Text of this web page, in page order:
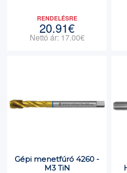
RENDELÉSRE
20.91€
Nettó ár: 17.00€
Gépi menetfúró 4260 -
M3 TiN